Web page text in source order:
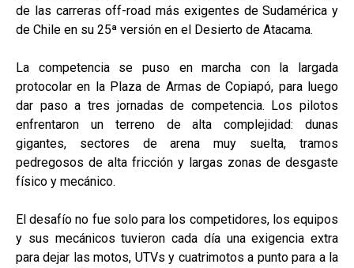
de las carreras off-road más exigentes de Sudamérica y
de Chile en su 25ª versión en el Desierto de Atacama.
La competencia se puso en marcha con la largada
protocolar en la Plaza de Armas de Copiapó, para luego
dar paso a tres jornadas de competencia. Los pilotos
enfrentaron un terreno de alta complejidad: dunas
gigantes, sectores de arena muy suelta, tramos
pedregosos de alta fricción y largas zonas de desgaste
físico y mecánico.
El desafío no fue solo para los competidores, los equipos
y sus mecánicos tuvieron cada día una exigencia extra
para dejar las motos, UTVs y cuatrimotos a punto para a la